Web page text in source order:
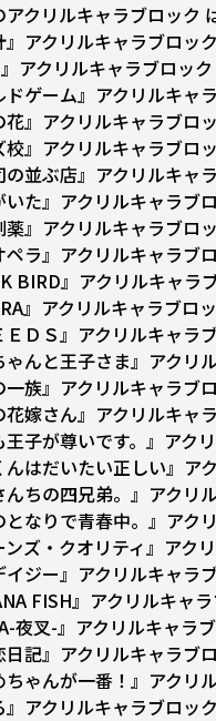
クリルキャラブロック
』アクリルキャラブロック
アクリルキャラブロック
ドゲーム』アクリルキャ
花』アクリルキャラブロ
校』アクリルキャラブロ
の並ぶ店』アクリルキャ
いた』アクリルキャラブ
薬』アクリルキャラブロ
ペラ』アクリルキャラブ
BIRD』アクリルキャラ
』アクリルキャラブロ
ＥＤＳ』アクリルキャラ
ゃんと王子さま』アクリ
一族』アクリルキャラブ
花嫁さん』アクリルキャ
王子が尊いです。』アク
んはだいたい正しい』ア
んちの四兄弟。』アクリ
となりで青春中。』アク
ンズ・クオリティ』アク
イジー』アクリルキャラ
FISH』アクリルキャ
夜叉-』アクリルキャラ
日記』アクリルキャラブ
ちゃんが一番！』アクリ
』アクリルキャラブロック